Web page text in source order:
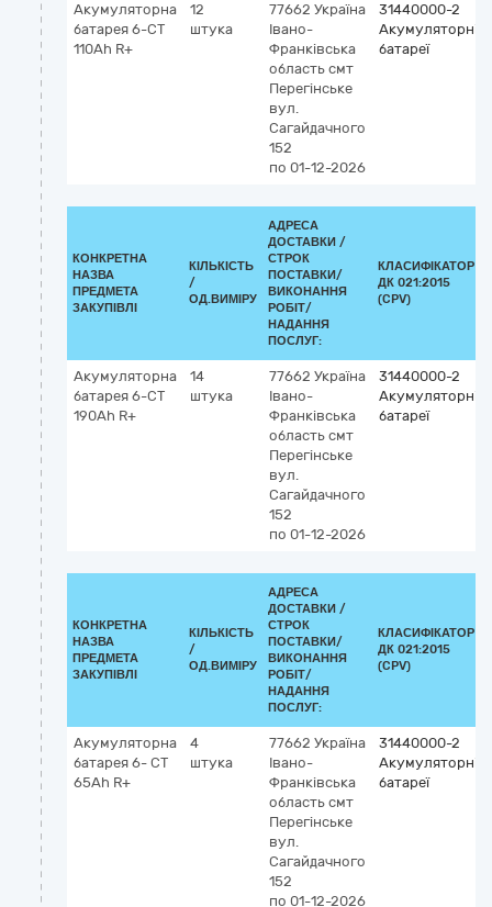
Акумуляторна
батарея 6-СТ
110Аh R+
12
штука
77662 Україна
Івано-
Франківська
область смт
Перегінське
вул.
Сагайдачного
152
по 01-12-2026
31440000-2
Акумуляторні
батареї
КОНКРЕТНА
НАЗВА
ПРЕДМЕТА
ЗАКУПІВЛІ
КІЛЬКІСТЬ
/
ОД.ВИМІРУ
АДРЕСА
ДОСТАВКИ /
СТРОК
ПОСТАВКИ/
ВИКОНАННЯ
РОБІТ/
НАДАННЯ
ПОСЛУГ:
КЛАСИФІКАТОР
ДК 021:2015
(CPV)
Акумуляторна
батарея 6-СТ
190Ah R+
14
штука
77662 Україна
Івано-
Франківська
область смт
Перегінське
вул.
Сагайдачного
152
по 01-12-2026
31440000-2
Акумуляторні
батареї
КОНКРЕТНА
НАЗВА
ПРЕДМЕТА
ЗАКУПІВЛІ
КІЛЬКІСТЬ
/
ОД.ВИМІРУ
АДРЕСА
ДОСТАВКИ /
СТРОК
ПОСТАВКИ/
ВИКОНАННЯ
РОБІТ/
НАДАННЯ
ПОСЛУГ:
КЛАСИФІКАТОР
ДК 021:2015
(CPV)
Акумуляторна
батарея 6- СТ
65Аh R+
4
штука
77662 Україна
Івано-
Франківська
область смт
Перегінське
вул.
Сагайдачного
152
по 01-12-2026
31440000-2
Акумуляторні
батареї